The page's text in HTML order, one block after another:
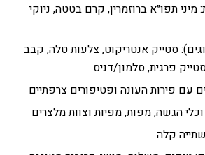
תפו״א ברוזמרין, קרם בטטה, ניוקי
(4 סוגים): סטייק אנטריקוט, צלעות טלה, קבב
פרגית, סלמון/דניס
עם פירות העונה ופטיפורים צרפתיים
הגשה, מפות, מפיות וצוות מלצרים
קלה